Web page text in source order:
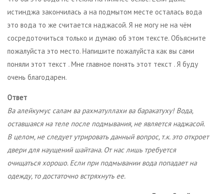
истинджа закончилась а на подмытом месте осталась вода
это вода то же считается наджасой. Я не могу не на чём
сосредоточиться только и думаю об этом тексте. Объясните
пожалуйста это место. Напишите пожалуйста как вы сами
поняли этот текст . Мне главное понять этот текст . Я буду
очень благодарен.
Ответ
Ва алейкумус салам ва рахматуллахи ва баракатуху! Вода,
оставшаяся на теле после подмывания, не является наджасой.
В целом, не следует утрировать данный вопрос, т.к. это откроет
двери для наущений шайтана. От нас лишь требуется
очищаться хорошо. Если при подмывании вода попадает на
одежду, то достаточно встряхнуть ее.